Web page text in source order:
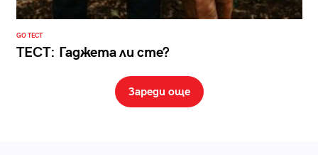
GO ТЕСТ
ТЕСТ: Гаджета ли сте?
Зареди още